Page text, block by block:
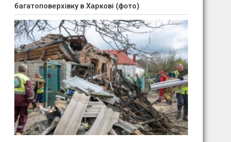
багатоповерхівку в Харкові (фото)